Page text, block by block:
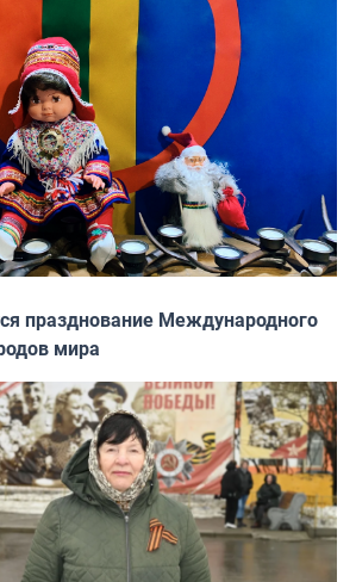
празднование Международного
мира